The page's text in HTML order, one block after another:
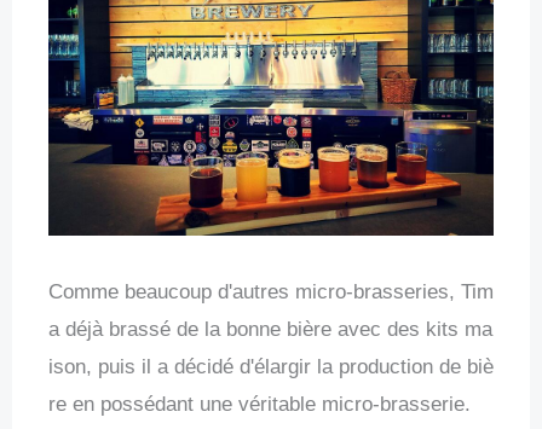
Comme beaucoup d'autres micro-brasseries, Tim
a déjà brassé de la bonne bière avec des kits ma
ison, puis il a décidé d'élargir la production de biè
re en possédant une véritable micro-brasserie.